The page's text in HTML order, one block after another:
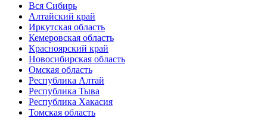
Вся Сибирь
Алтайский край
Иркутская область
Кемеровская область
Красноярский край
Новосибирская область
Омская область
Республика Алтай
Республика Тыва
Республика Хакасия
Томская область